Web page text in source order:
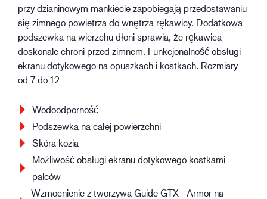
przy dzianinowym mankiecie zapobiegają przedostawaniu
się zimnego powietrza do wnętrza rękawicy. Dodatkowa
podszewka na wierzchu dłoni sprawia, że rękawica
doskonale chroni przed zimnem. Funkcjonalność obsługi
ekranu dotykowego na opuszkach i kostkach. Rozmiary
od 7 do 12
Wodoodporność
Podszewka na całej powierzchni
Skóra kozia
Możliwość obsługi ekranu dotykowego kostkami
palców
Wzmocnienie z tworzywa Guide GTX - Armor na